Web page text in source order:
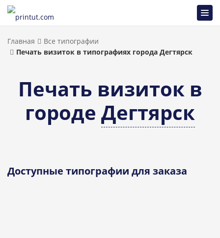
Главная
Все типографии
Печать визиток в типографиях города Дегтярск
Печать визиток в
городе Дегтярск
Доступные типографии для заказа